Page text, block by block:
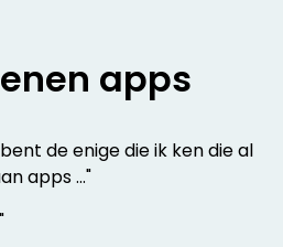
apps
de enige die ik ken die al
apps ..."